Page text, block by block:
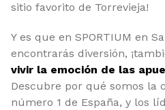
sitio favorito de Torrevieja!
Y es que en SPORTIUM en
encontrarás diversión,
vivir la emoción de las
Descubre por qué somos la
número 1 de España, y los